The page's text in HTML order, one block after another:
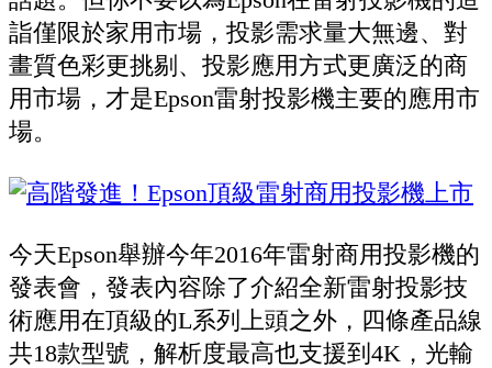
詣僅限於家用市場，投影需求量大無邊、對
畫質色彩更挑剔、投影應用方式更廣泛的商
用市場，才是Epson雷射投影機主要的應用市
場。
今天Epson舉辦今年2016年雷射商用投影機的
發表會，發表內容除了介紹全新雷射投影技
術應用在頂級的L系列上頭之外，四條產品線
共18款型號，解析度最高也支援到4K，光輸